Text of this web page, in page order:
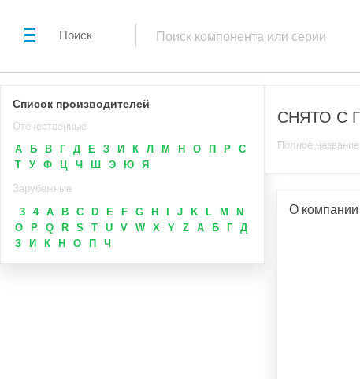
Поиск
Список производителей
Отечественные
А
Б В Г Д Е З И К Л М Н О П Р
С
Т
У Ф Ц Ч Ш Э Ю
Я
Зарубежные
3
4 A B C D E F G H J K L M
N
O
P Q R S T U V W X Y Z А Б Г
Д
З
И К Н О П Ч
СНЯТО С
Полное название:
О